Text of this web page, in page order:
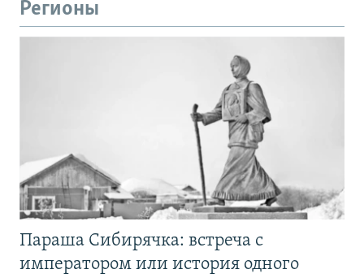
Регионы
Параша Сибирячка: встреча с
императором или история одного